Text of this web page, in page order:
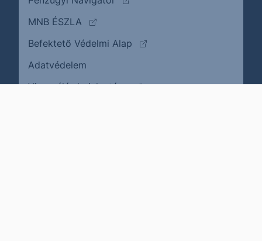
MNB ÉSZLA
(külső oldalra ugrik)
Befektető Védelmi Alap
(külső oldalra ugrik)
Adatvédelem
Visszaélés bejelentése(külső oldalra ugrik)